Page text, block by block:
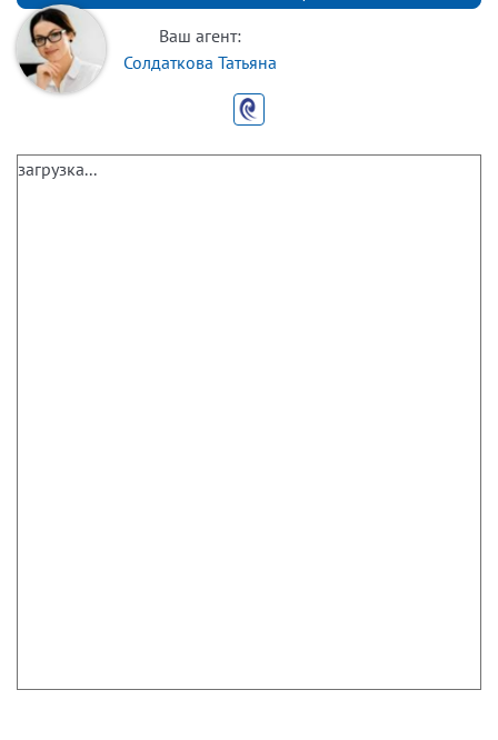
Ваш агент:
Солдаткова Татьяна
загрузка...